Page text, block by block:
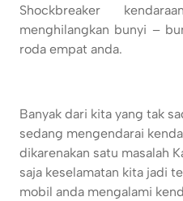
Shockbreaker
menghilangkan bunyi –
roda empat anda.
Banyak dari kita yang tak
sedang mengendarai
dikarenakan satu masalah
saja keselamatan kita jadi
mobil anda mengalami